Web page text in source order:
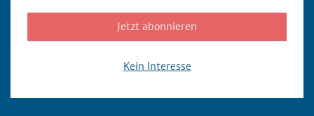
Jetzt abonnieren
Kein Interesse